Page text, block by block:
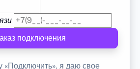
подключения
«Подключить», я даю свое